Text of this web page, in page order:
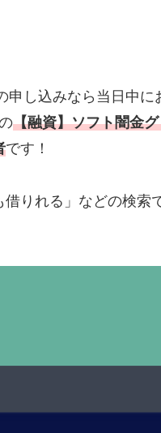
し込みなら当日中
【融資】ソフト闇金
です！
りれる」などの検索